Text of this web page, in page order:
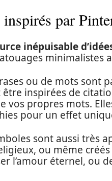
par
inépuisable
minimalistes
ou de mots sont
inspirées de
vos propres mots.
pour un effet
sont aussi très
ou même
l’amour éternel, ou